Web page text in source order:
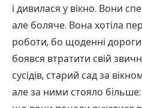
і дивилася у вікно. Вони
але боляче. Вона хотіла
роботи, бо щоденні дороги
боявся втратити свій
сусідів, старий сад за
але за ними стояло